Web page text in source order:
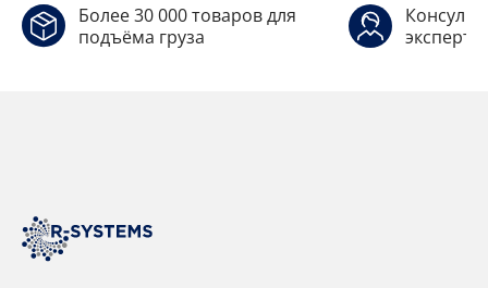
Более 30 000 товаров для
подъёма груза